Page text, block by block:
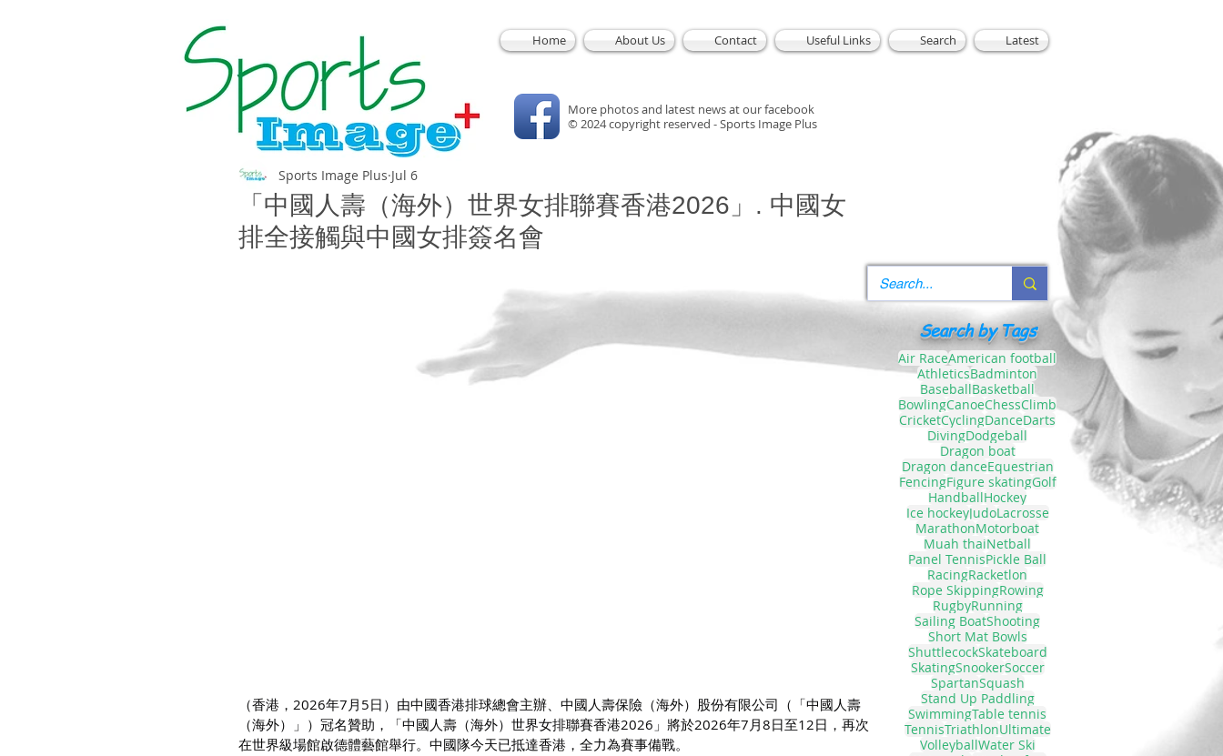
Home About Us Contact Useful Links Search Latest
More photos and latest news at our facebook
© 2024 copyright reserved - Sports Image Plus
Search by Tags
「中國人壽（海外）世界女排聯賽香港2026」. 中國女
排全接觸與中國女排簽名會
Sports Image Plus Jul 6
（香港，2026年7月5日）由中國香港排球總會主辦、中國人壽保險（海外）股份有限公司（「中國人壽
（海外）」）冠名贊助，「中國人壽（海外）世界女排聯賽香港2026」將於2026年7月8日至12日，再次
在世界級場館啟德體藝館舉行。中國隊今天已抵達香港，全力為賽事備戰。
Air RaceAmerican football
AthleticsBadminton
BaseballBasketball
BowlingCanoeChessClimb
CricketCyclingDanceDarts
DivingDodgeball
Dragon boat
Dragon danceEquestrian
FencingFigure skatingGolf
HandballHockey
Ice hockeyJudoLacrosse
MarathonMotorboat
Muah thaiNetball
Panel TennisPickle Ball
RacingRacketlon
Rope SkippingRowing
RugbyRunning
Sailing BoatShooting
Short Mat Bowls
ShuttlecockSkateboard
SkatingSnookerSoccer
SpartanSquash
Stand Up Paddling
SwimmingTable tennis
TennisTriathlonUltimate
VolleyballWater Ski